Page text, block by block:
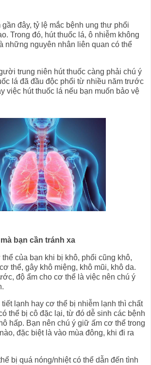
đây, tỷ lệ mắc bệnh ung thư phổi
Trong đó, hút thuốc lá, ô nhiễm không
những nguyên nhân liên quan có thể
trung niên hút thuốc càng phải chú ý
lá đã đầu độc phổi từ nhiều năm trước
việc hút thuốc lá nếu bạn muốn bảo vệ
bạn cần tránh xa
thể của bạn khi bị khô, phổi cũng khô,
thể, gây khô miệng, khô mũi, khô da.
độ ẩm cho cơ thể là việc nên chú ý
tiết lạnh hay cơ thể bị nhiễm lạnh thì chất
thể bị cô đặc lại, từ đó dễ sinh các bệnh
hấp. Bạn nên chú ý giữ ấm cơ thể trong
đặc biệt là vào mùa đông, khi đi ra
bị quá nóng/nhiệt có thể dẫn đến tình